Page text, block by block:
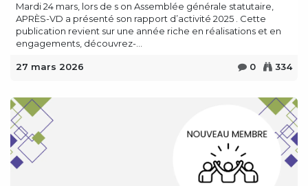
Mardi 24 mars, lors de s on Assemblée générale statutaire,
APRÈS-VD a présenté son rapport d’activité 2025 . Cette
publication revient sur une année riche en réalisations et en
engagements, découvrez-...
27 mars 2026 0 334